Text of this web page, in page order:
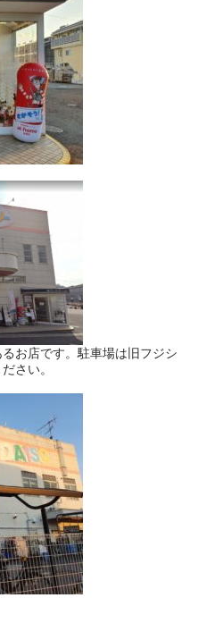
お店です。駐車場は旧フジシ
さい。